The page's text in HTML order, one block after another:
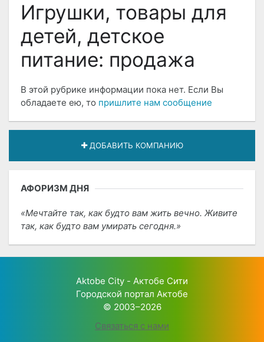
Игрушки, товары для
детей, детское
питание: продажа
В этой рубрике информации пока нет. Если Вы
обладаете ею, то пришлите нам сообщение
ДОБАВИТЬ КОМПАНИЮ
АФОРИЗМ ДНЯ
Мечтайте так, как будто вам жить вечно. Живите
так, как будто вам умирать сегодня.
Aktobe City - Актобе Сити
Городской портал Актобе
© 2003–2026
Связаться с нами